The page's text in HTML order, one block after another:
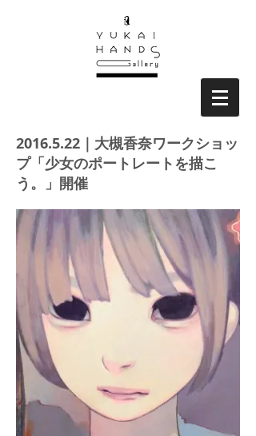
2016.5.22 ｜大槻香奈ワークショッ
プ「少女のポートレートを描こ
う。」開催